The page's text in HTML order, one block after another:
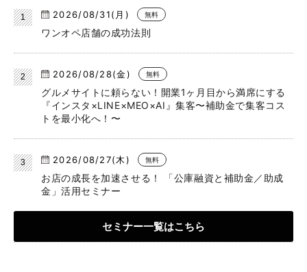
2026/08/31(月) 無料
ワンオペ店舗の成功法則
2026/08/28(金) 無料
グルメサイトに頼らない！開業1ヶ月目から満席にする
『インスタ×LINE×MEO×AI』集客〜補助金で集客コス
トを最小化へ！〜
2026/08/27(木) 無料
お店の成長を加速させる！ 「公庫融資と補助金／助成
金」活用セミナー
セミナー一覧はこちら